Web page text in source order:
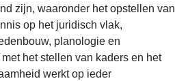
zijn, waaronder het opstellen van
op het juridisch vlak,
planologie en
het stellen van kaders en het
werkt op ieder